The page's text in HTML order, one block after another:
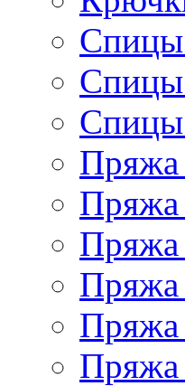
Спицы
Спицы
Пряжа